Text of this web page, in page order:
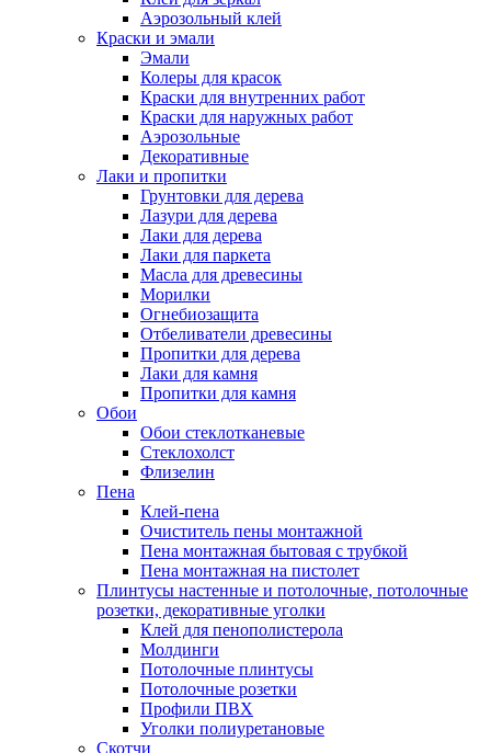
Аэрозольный клей
Краски и эмали
Эмали
Колеры для красок
Краски для внутренних работ
Краски для наружных работ
Аэрозольные
Декоративные
Лаки и пропитки
Грунтовки для дерева
Лазури для дерева
Лаки для дерева
Лаки для паркета
Масла для древесины
Морилки
Огнебиозащита
Отбеливатели древесины
Пропитки для дерева
Лаки для камня
Пропитки для камня
Обои
Обои стеклотканевые
Стеклохолст
Флизелин
Пена
Клей-пена
Очиститель пены монтажной
Пена монтажная бытовая с трубкой
Пена монтажная на пистолет
Плинтусы настенные и потолочные, потолочные
розетки, декоративные уголки
Клей для пенополистерола
Молдинги
Потолочные плинтусы
Потолочные розетки
Профили ПВХ
Уголки полиуретановые
Скотчи